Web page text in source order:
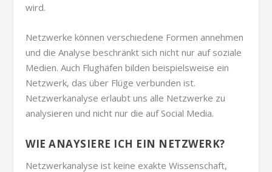
wird.
Netzwerke können verschiedene Formen annehmen
und die Analyse beschränkt sich nicht nur auf soziale
Medien. Auch Flughäfen bilden beispielsweise ein
Netzwerk, das über Flüge verbunden ist.
Netzwerkanalyse erlaubt uns alle Netzwerke zu
analysieren und nicht nur die auf Social Media.
WIE ANAYSIERE ICH EIN NETZWERK?
Netzwerkanalyse ist keine exakte Wissenschaft,